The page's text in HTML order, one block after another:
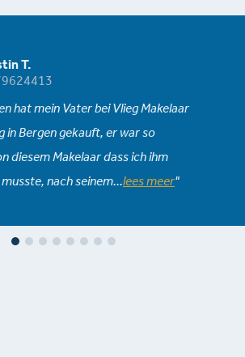
T.
hat mein Vater bei Vlieg Makelaar
in Bergen gekauft, er war so
diesem Makelaar dass ich ihm
nach seinem...lees meer